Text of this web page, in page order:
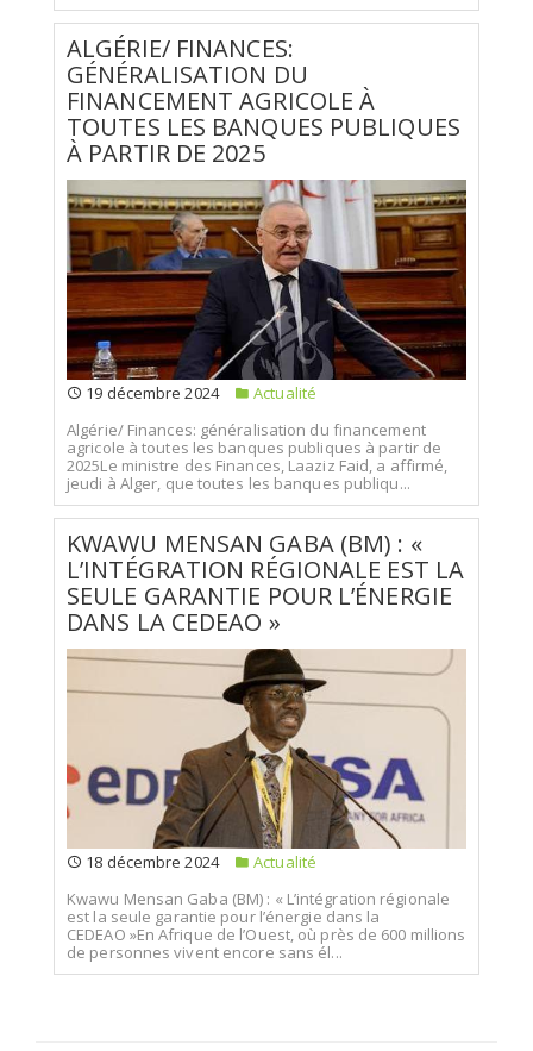
ALGÉRIE/ FINANCES:
GÉNÉRALISATION DU
FINANCEMENT AGRICOLE À
TOUTES LES BANQUES PUBLIQUES
À PARTIR DE 2025
19 décembre 2024
Actualité
Algérie/ Finances: généralisation du financement
agricole à toutes les banques publiques à partir de
2025Le ministre des Finances, Laaziz Faid, a affirmé,
jeudi à Alger, que toutes les banques publiqu...
KWAWU MENSAN GABA (BM) : «
L’INTÉGRATION RÉGIONALE EST LA
SEULE GARANTIE POUR L’ÉNERGIE
DANS LA CEDEAO »
18 décembre 2024
Actualité
Kwawu Mensan Gaba (BM) : « L’intégration régionale
est la seule garantie pour l’énergie dans la
CEDEAO »En Afrique de l’Ouest, où près de 600 millions
de personnes vivent encore sans él...